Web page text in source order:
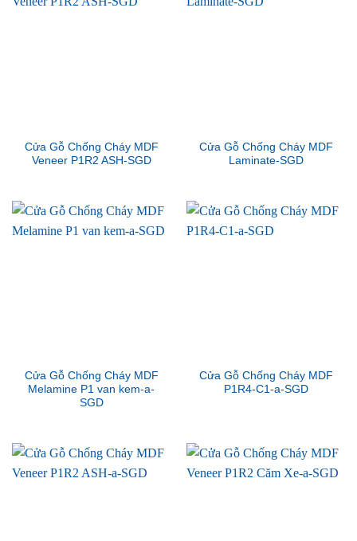
Cửa Gỗ Chống Cháy MDF
Veneer P1R2 ASH-SGD
Cửa Gỗ Chống Cháy MDF
Laminate-SGD
Cửa Gỗ Chống Cháy MDF
Melamine P1 van kem-a-
SGD
Cửa Gỗ Chống Cháy MDF
P1R4-C1-a-SGD